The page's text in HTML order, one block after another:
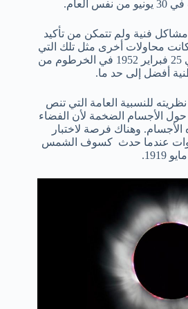
فنية ولم تتمكن من تأكيد
محاولات أخرى مثل تلك التي
أجريت لكسوف الشمس في 25 فبراير 1952 في الخرطوم من
أفضل إلى حد ما.
نظريته للنسبية العامة التي تنص
الأجسام الضخمة لأن الفضاء
وهناك فرصة لاختبار
عندما حدث كسوف الشمس